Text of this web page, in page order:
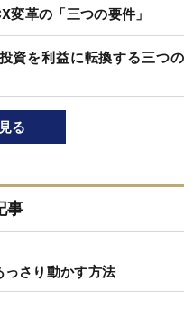
革の「三つの要件」
資を利益に転換する三つの
る
事
さり動かす方法